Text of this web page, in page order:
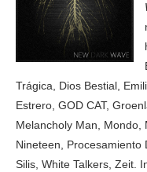
Trágica, Dios Bestial,
Estrero, GOD CAT,
Melancholy Man, Mondo,
Nineteen, Procesamiento
Silis, White Talkers, Zeit.